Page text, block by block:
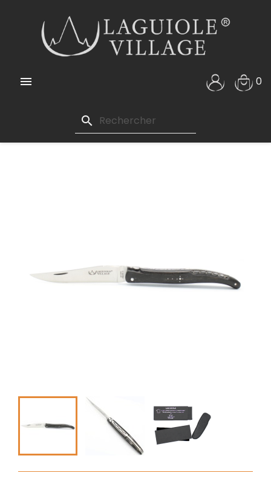
 0
search